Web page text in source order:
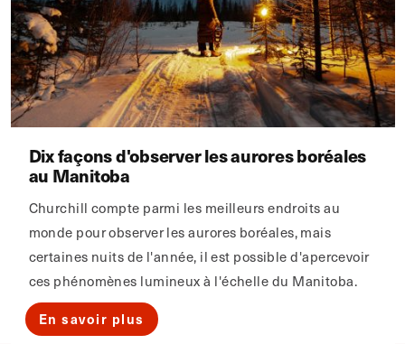
Dix façons d'observer les aurores boréales
au Manitoba
Churchill compte parmi les meilleurs endroits au
monde pour observer les aurores boréales, mais
certaines nuits de l'année, il est possible d'apercevoir
ces phénomènes lumineux à l'échelle du Manitoba.
En savoir plus